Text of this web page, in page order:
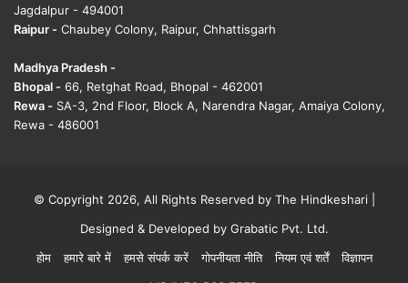
Jagdalpur - 494001
Raipur - Chaubey Colony, Raipur, Chhattisgarh
Madhya Pradesh -
Bhopal - 66, Retghat Road, Bhopal - 462001
Rewa - SA-3, 2nd Floor, Block A, Narendra Nagar, Amaiya Colony,
Rewa - 486001
© Copyright 2026, All Rights Reserved by The Hindkeshari |
Designed & Developed by Grabatic Pvt. Ltd.
होम
हमारे बारे में हमसे संपर्क करें गोपनीयता नीति नियम एवं शर्तें
विज्ञापन